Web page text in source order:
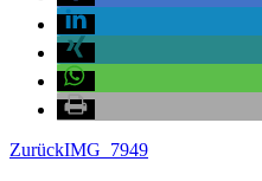
ZurückIMG_7949